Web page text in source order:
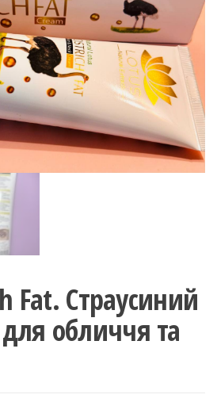
Fat. Страусиний
обличчя та